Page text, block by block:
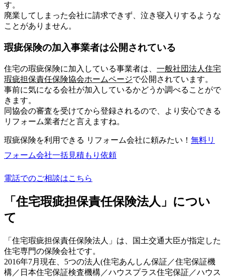
す。
廃業してしまった会社に請求できず、泣き寝入りするような
ことがありません。
瑕疵保険の加入事業者は公開されている
住宅の瑕疵保険に加入している事業者は、 一般社団法人住宅
瑕疵担保責任保険協会ホームページで公開されています。
事前に気になる会社が加入しているかどうか調べることがで
きます。
同協会の審査を受けてから登録されるので、より安心できる
リフォーム業者だと言えますね。
瑕疵保険を利用できる リフォーム会社に頼みたい！ 無料リ
フォーム会社一括見積もり依頼
電話でのご相談はこちら
「住宅瑕疵担保責任保険法人」につい
て
「住宅瑕疵担保責任保険法人」は、国土交通大臣が指定した
住宅専門の保険会社です。
2016年7月現在、5つの法人(住宅あんしん保証／住宅保証機
構／日本住宅保証検査機構／ハウスプラス住宅保証／ハウス